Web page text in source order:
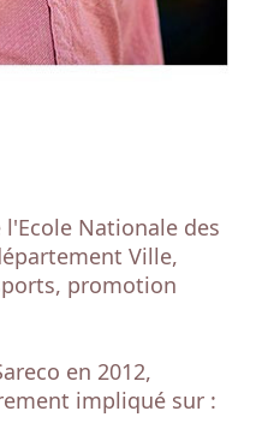
Nationale des
Ville,
promotion
en 2012,
impliqué sur :